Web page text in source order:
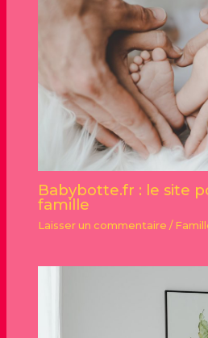
Babybotte.fr : le site
famille
Laisser un commentaire /